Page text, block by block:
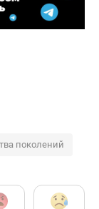
поколений